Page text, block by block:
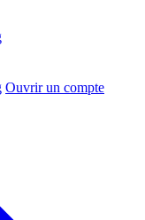
Ouvrir un compte